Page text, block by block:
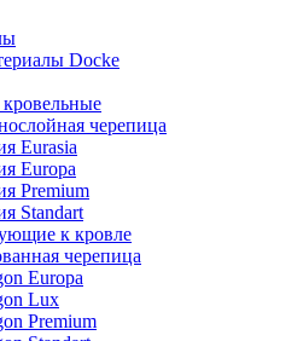
Docke
черепица
Eurasia
Europa
Premium
Standart
к кровле
черепица
Europa
Lux
Premium